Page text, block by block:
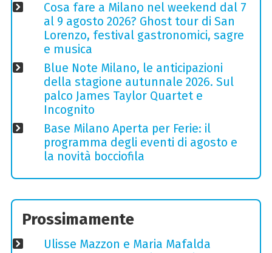
Cosa fare a Milano nel weekend dal 7
al 9 agosto 2026? Ghost tour di San
Lorenzo, festival gastronomici, sagre
e musica
Blue Note Milano, le anticipazioni
della stagione autunnale 2026. Sul
palco James Taylor Quartet e
Incognito
Base Milano Aperta per Ferie: il
programma degli eventi di agosto e
la novità bocciofila
Prossimamente
Ulisse Mazzon e Maria Mafalda